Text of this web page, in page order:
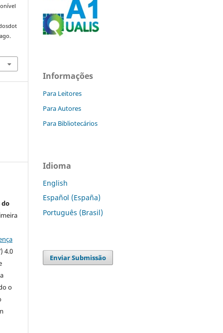
do
4.0
o
Informações
Para Leitores
Para Autores
Para Bibliotecários
Idioma
English
Español (España)
Português (Brasil)
Enviar Submissão